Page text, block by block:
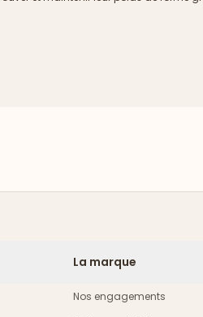
La marque
Nos engagements